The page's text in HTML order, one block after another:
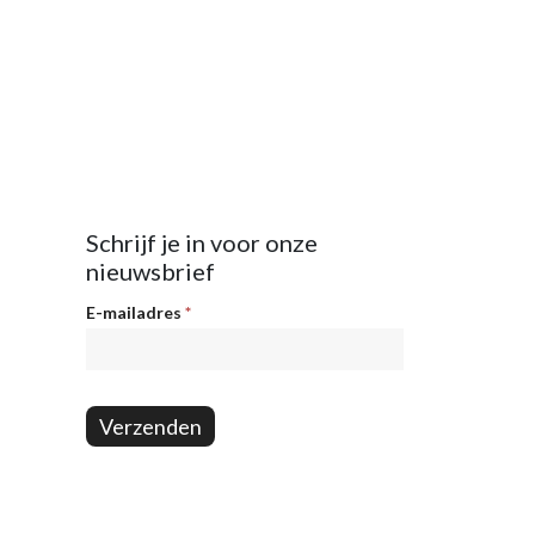
Schrijf je in voor onze
nieuwsbrief
Nieuwsbrief
E-mailadres *
Verzenden